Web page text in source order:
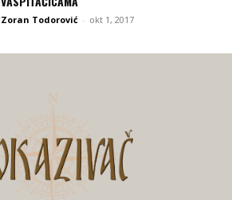
Zoran Todorović - okt 1, 2017